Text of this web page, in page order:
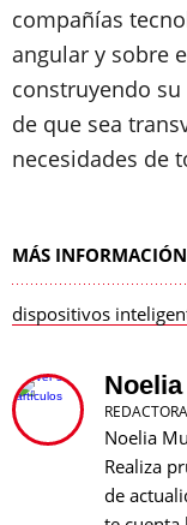
compañías
angular y sobre
construyendo
de que sea
necesidades de
MÁS
dispositivos
REDACTORA
Noelia
Realiza
de